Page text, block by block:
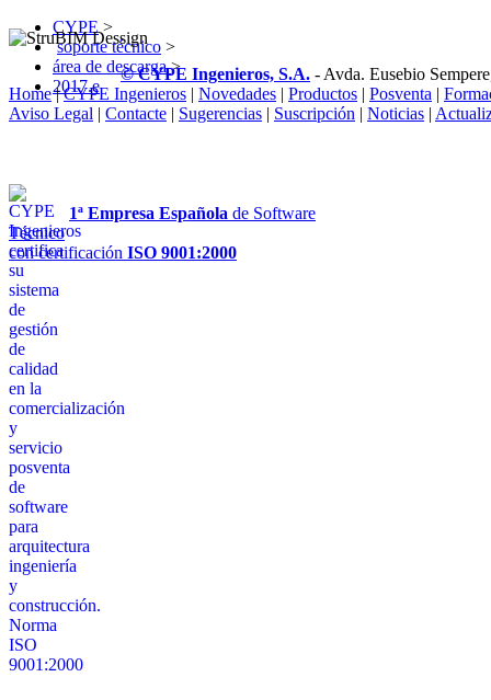
CYPE >
soporte técnico >
área de descarga>
2017.e
© CYPE Ingenieros, S.A. - Avda. Eusebio
Home|CYPE Ingenieros | Novedades | Productos | Posventa |
Aviso Legal | Contacte | Sugerencias | Suscripción | Noticias |
1ª Empresa Española de Software
Técnico
con certificación ISO 9001:2000